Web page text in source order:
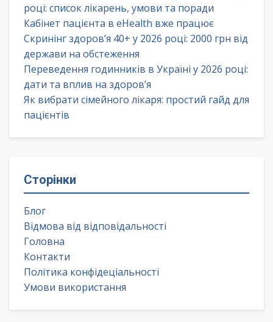
році: список лікарень, умови та поради
Кабінет пацієнта в eHealth вже працює
Скринінг здоров’я 40+ у 2026 році: 2000 грн від
держави на обстеження
Переведення годинників в Україні у 2026 році:
дати та вплив на здоров’я
Як вибрати сімейного лікаря: простий гайд для
пацієнтів
Сторінки
Блог
Відмова від відповідальності
Головна
Контакти
Політика конфідеціальності
Умови використання